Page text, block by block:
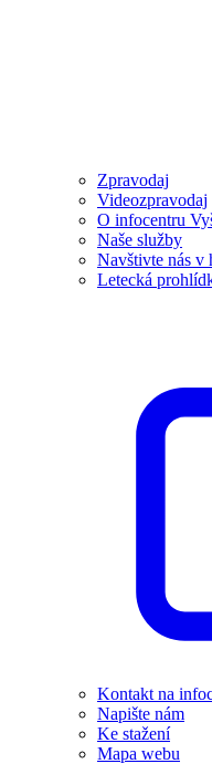
Zpravodaj
Videozpravodaj
O infocentru
Naše služby
Navštivte nás v
Letecká
Kontakt na
Napište nám
Ke stažení
Mapa webu